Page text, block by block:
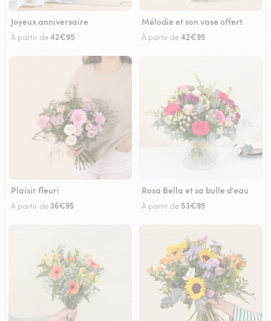
Joyeux anniversaire
À partir de42€95
Mélodie et son vase offert
À partir de42€95
Plaisir fleuri
À partir de 36€95
Rosa Bella et sa bulle d'eau
À partir de 53€95